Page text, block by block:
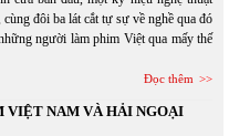
đôi ba lát cắt tự sự về nghề qua đó
người làm phim Việt qua mấy thế
Đọc thêm
VIỆT NAM VÀ HẢI NGOẠI